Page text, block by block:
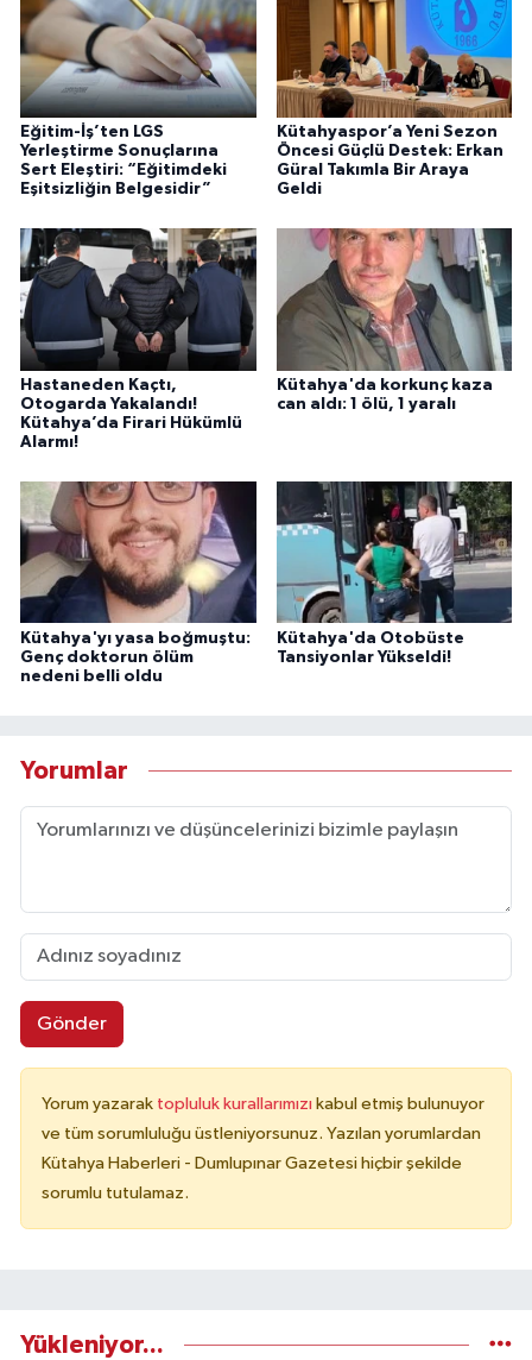
Eğitim-İş’ten LGS
Yerleştirme Sonuçlarına
Sert Eleştiri: “Eğitimdeki
Eşitsizliğin Belgesidir”
Kütahyaspor’a Yeni Sezon
Öncesi Güçlü Destek: Erkan
Güral Takımla Bir Araya
Geldi
Hastaneden Kaçtı,
Otogarda Yakalandı!
Kütahya’da Firari Hükümlü
Alarmı!
Kütahya'da korkunç kaza
can aldı: 1 ölü, 1 yaralı
Kütahya'yı yasa boğmuştu:
Genç doktorun ölüm
nedeni belli oldu
Kütahya'da Otobüste
Tansiyonlar Yükseldi!
Yorumlar
Gönder
Yorum yazarak topluluk kurallarımızı kabul etmiş bulunuyor
ve tüm sorumluluğu üstleniyorsunuz. Yazılan yorumlardan
Kütahya Haberleri - Dumlupınar Gazetesi hiçbir şekilde
sorumlu tutulamaz.
Yükleniyor...